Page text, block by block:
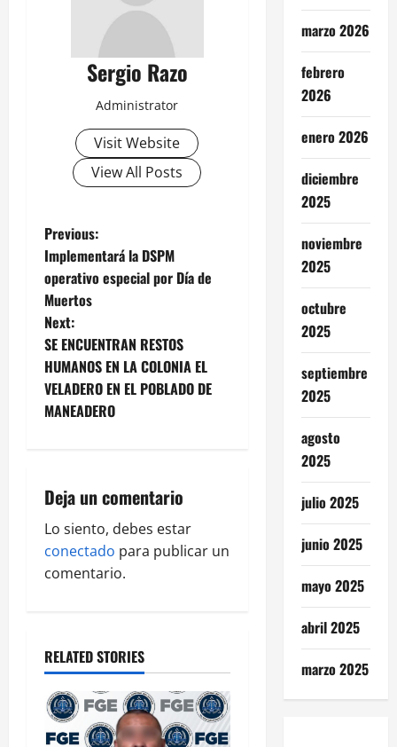
Sergio Razo
Administrator
Visit Website
View All Posts
P
o
s
t
n
a
i
g
a
i
o
n
Previous:
Implementará la DSPM
operativo especial por Día de
Muertos
Next:
SE ENCUENTRAN RESTOS
HUMANOS EN LA COLONIA EL
VELADERO EN EL POBLADO DE
MANEADERO
Deja un comentario
Lo siento, debes estar
conectado para publicar un
comentario.
RELATED STORIES
marzo 2026
febrero
2026
enero 2026
diciembre
2025
noviembre
2025
octubre
2025
septiembre
2025
agosto
2025
julio 2025
junio 2025
mayo 2025
abril 2025
marzo 2025